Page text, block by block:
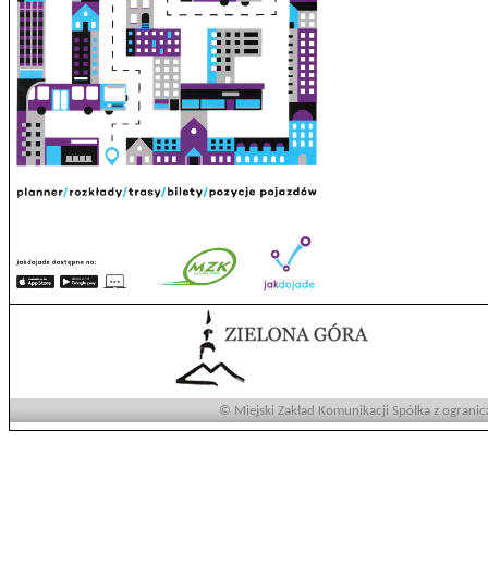
© Miejski Zakład Komunikacji Spółka z